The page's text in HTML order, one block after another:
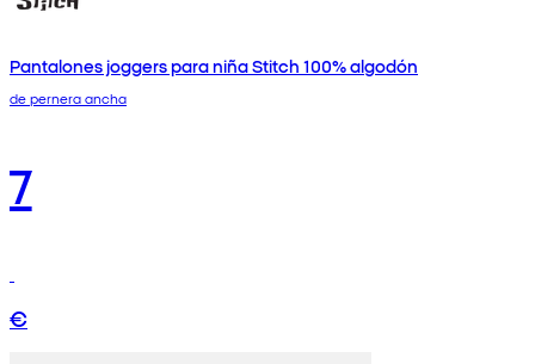
Pantalones joggers para niña Stitch 100% algodón
de pernera ancha
7
€